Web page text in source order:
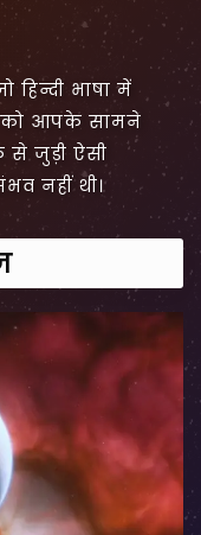
हिन्दी भाषा में
को आपके सामने
से जुड़ी ऐसी
नहीं थी।